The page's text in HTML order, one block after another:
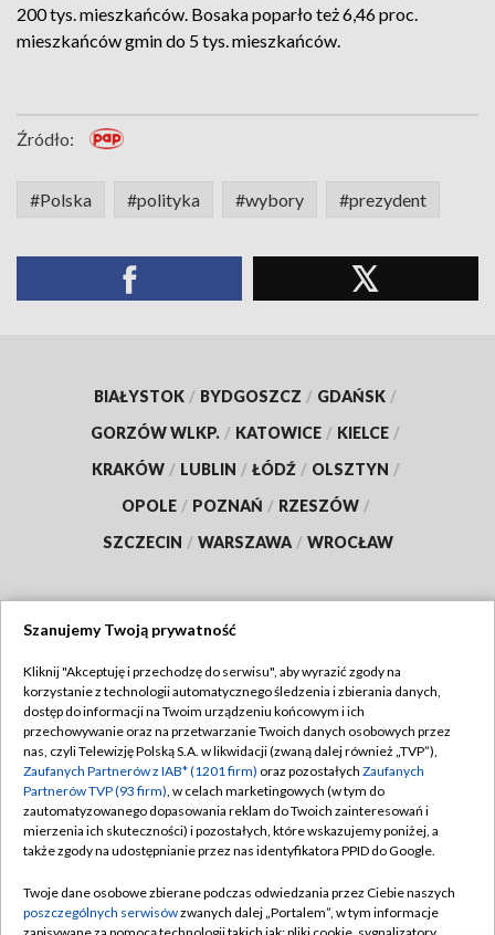
200 tys. mieszkańców. Bosaka poparło też 6,46 proc.
mieszkańców gmin do 5 tys. mieszkańców.
Źródło:
#Polska #polityka #wybory #prezydent
BIAŁYSTOK / BYDGOSZCZ / GDAŃSK /
GORZÓW WLKP. / KATOWICE / KIELCE /
KRAKÓW / LUBLIN / ŁÓDŹ / OLSZTYN /
OPOLE / POZNAŃ / RZESZÓW /
SZCZECIN / WARSZAWA / WROCŁAW
TVP
Abonament TVP
Emisja w TVP
Centrum informacji TVP
Naziemna Telewizja Cyfrowa
Rada Programowa
Regulamin TVP
Polityka prywatności
Moje zgody
Pomoc
Kontakt
Szanujemy Twoją prywatność
Kliknij "Akceptuję i przechodzę do serwisu", aby wyrazić zgody na
korzystanie z technologii automatycznego śledzenia i zbierania danych,
dostęp do informacji na Twoim urządzeniu końcowym i ich
przechowywanie oraz na przetwarzanie Twoich danych osobowych przez
nas, czyli Telewizję Polską S.A. w likwidacji (zwaną dalej również „TVP”),
Zaufanych Partnerów z IAB* (1201 firm) oraz pozostałych Zaufanych
Partnerów TVP (93 firm), w celach marketingowych (w tym do
zautomatyzowanego dopasowania reklam do Twoich zainteresowań i
mierzenia ich skuteczności) i pozostałych, które wskazujemy poniżej, a
także zgody na udostępnianie przez nas identyfikatora PPID do Google.
Twoje dane osobowe zbierane podczas odwiedzania przez Ciebie naszych
poszczególnych serwisówzwanych dalej „Portalem”, w tym informacje